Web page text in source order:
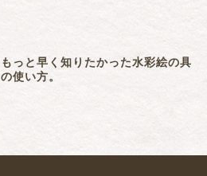
もっと早く知りたかった水彩絵の具
の使い方。